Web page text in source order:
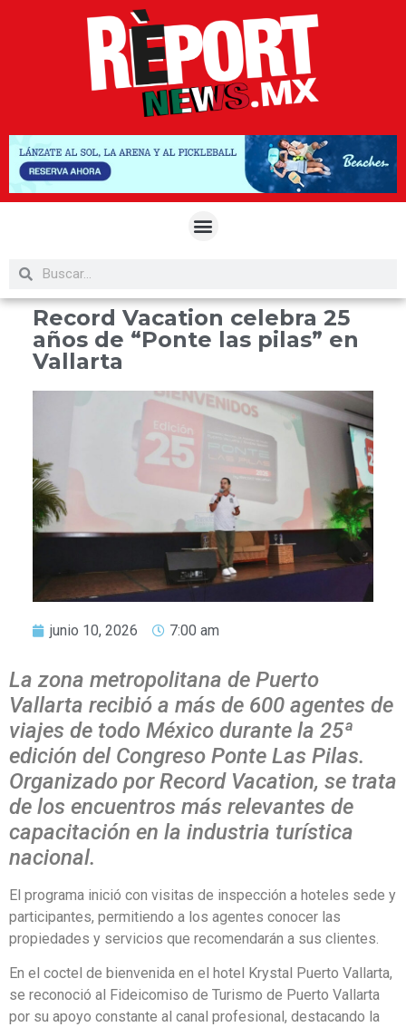
Record Vacation celebra 25
años de “Ponte las pilas” en
Vallarta
junio 10, 2026 7:00 am
La zona metropolitana de Puerto
Vallarta recibió a más de 600 agentes de
viajes de todo México durante la 25ª
edición del Congreso Ponte Las Pilas.
Organizado por Record Vacation, se trata
de los encuentros más relevantes de
capacitación en la industria turística
nacional.
El programa inició con visitas de inspección a hoteles sede y
participantes, permitiendo a los agentes conocer las
propiedades y servicios que recomendarán a sus clientes.
En el coctel de bienvenida en el hotel Krystal Puerto Vallarta,
se reconoció al Fideicomiso de Turismo de Puerto Vallarta
por su apoyo constante al canal profesional, destacando la